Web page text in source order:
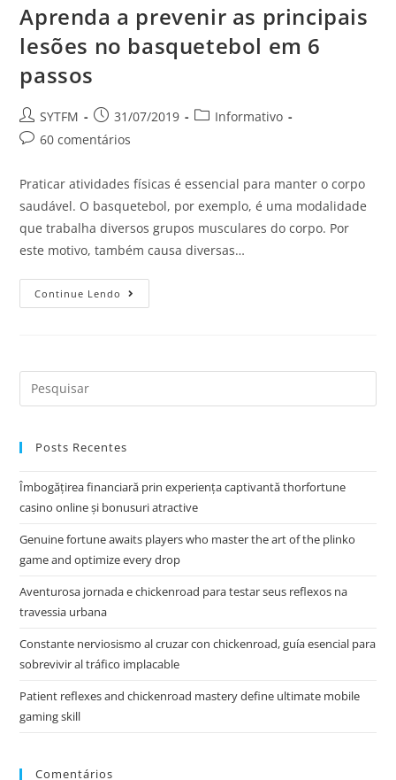
Aprenda a prevenir as principais
lesões no basquetebol em 6
passos
SYTFM 31/07/2019
Informativo
60 comentários
Praticar atividades físicas é essencial para manter o corpo
saudável. O basquetebol, por exemplo, é uma modalidade
que trabalha diversos grupos musculares do corpo. Por
este motivo, também causa diversas…
Continue Lendo
Posts Recentes
Îmbogățirea financiară prin experiența captivantă thorfortune
casino online și bonusuri atractive
Genuine fortune awaits players who master the art of the plinko
game and optimize every drop
Aventurosa jornada e chickenroad para testar seus reflexos na
travessia urbana
Constante nerviosismo al cruzar con chickenroad, guía esencial para
sobrevivir al tráfico implacable
Patient reflexes and chickenroad mastery define ultimate mobile
gaming skill
Comentários